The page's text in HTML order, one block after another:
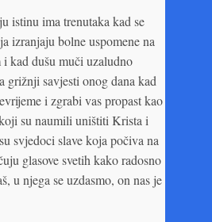
istinu ima trenutaka kad se
izranjaju bolne uspomene na
kad dušu muči uzaludno
grižnji savjesti onog dana kad
i zgrabi vas propast kao
su naumili uništiti Krista i
svjedoci slave koja počiva na
glasove svetih kako radosno
u njega se uzdasmo, on nas je